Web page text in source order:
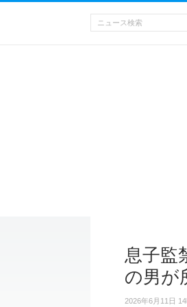
息子監
の男が
2026年6月11日